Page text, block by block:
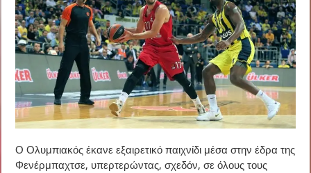
Ο Ολυμπιακός έκανε εξαιρετικό παιχνίδι μέσα στην έδρα της
Φενέρμπαχτσε, υπερτερώντας, σχεδόν, σε όλους τους